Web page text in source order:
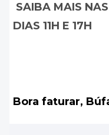
SAIBA MAIS
DIAS 11H E 17H
Bora faturar,